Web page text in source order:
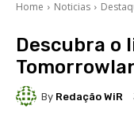
Home Noticias
Descubra o
By Redação WiR